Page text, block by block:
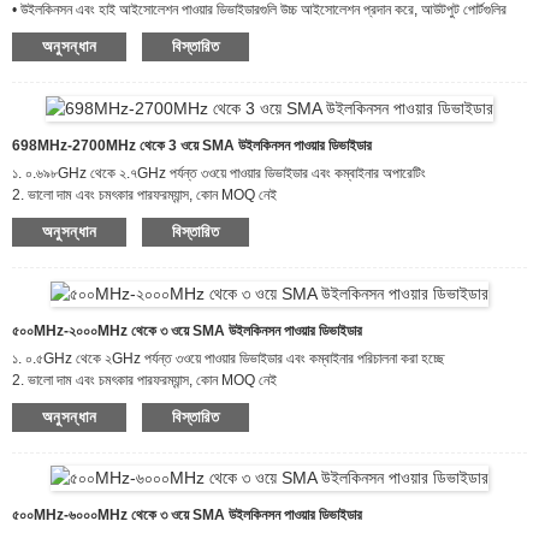
• উইলকিনসন এবং হাই আইসোলেশন পাওয়ার ডিভাইডারগুলি উচ্চ আইসোলেশন প্রদান করে, আউটপুট পোর্টগুলির
মধ্যে সিগন্যাল ক্রস-টক ব্লক করে।
• কম সন্নিবেশ ক্ষতি এবং ভাল রিটার্ন ক্ষতি
অনুসন্ধান বিস্তারিত
698MHz-2700MHz থেকে 3 ওয়ে SMA উইলকিনসন পাওয়ার ডিভাইডার
১. ০.৬৯৮GHz থেকে ২.৭GHz পর্যন্ত ৩ওয়ে পাওয়ার ডিভাইডার এবং কম্বাইনার অপারেটিং
2. ভালো দাম এবং চমৎকার পারফরম্যান্স, কোন MOQ নেই
৩. যোগাযোগ ব্যবস্থা, পরিবর্ধক ব্যবস্থা, বিমান চলাচল/মহাকাশ এবং প্রতিরক্ষার জন্য অ্যাপ্লিকেশন
অনুসন্ধান বিস্তারিত
৫০০MHz-২০০০MHz থেকে ৩ ওয়ে SMA উইলকিনসন পাওয়ার ডিভাইডার
১. ০.৫GHz থেকে ২GHz পর্যন্ত ৩ওয়ে পাওয়ার ডিভাইডার এবং কম্বাইনার পরিচালনা করা হচ্ছে
2. ভালো দাম এবং চমৎকার পারফরম্যান্স, কোন MOQ নেই
৩. যোগাযোগ ব্যবস্থা, পরিবর্ধক ব্যবস্থা, বিমান চলাচল/মহাকাশ এবং প্রতিরক্ষার জন্য অ্যাপ্লিকেশন
অনুসন্ধান বিস্তারিত
৫০০MHz-৬০০০MHz থেকে ৩ ওয়ে SMA উইলকিনসন পাওয়ার ডিভাইডার